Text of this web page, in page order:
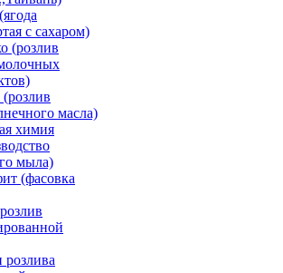
с сахаром)
(розлив
масла)
химия
мыла)
(фасовка